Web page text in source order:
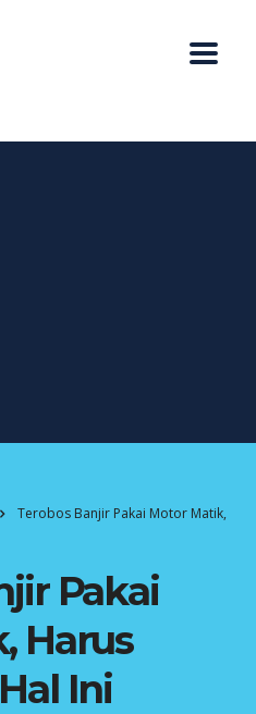
Terobos Banjir Pakai Motor Matik,
Pakai
Harus
Ini